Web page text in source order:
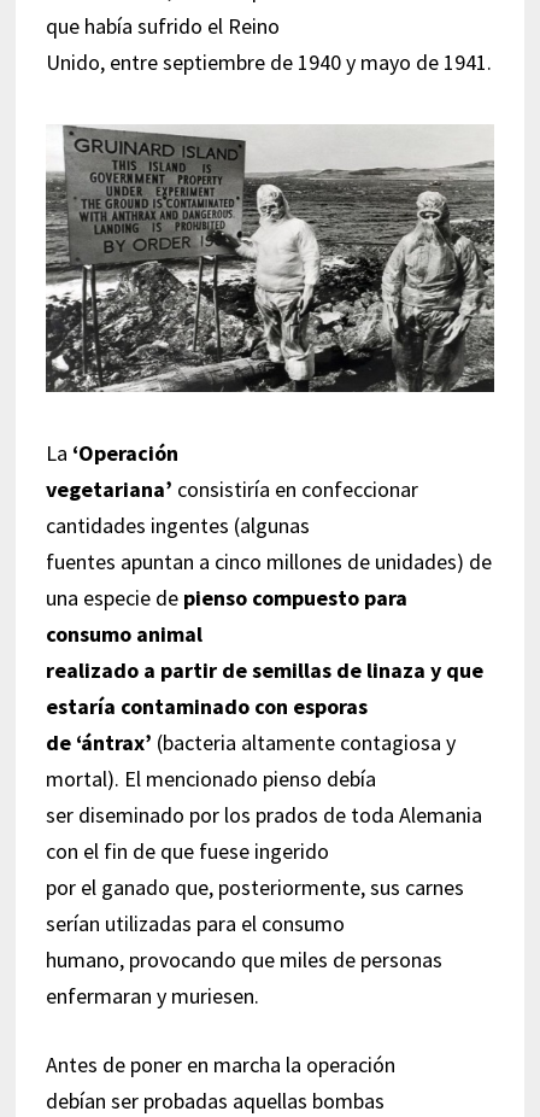
que había sufrido el Reino
Unido, entre septiembre de 1940 y mayo de 1941.
La ‘Operación
vegetariana’ consistiría en confeccionar
cantidades ingentes (algunas
fuentes apuntan a cinco millones de unidades) de
una especie de pienso compuesto para
consumo animal
realizado a partir de semillas de linaza y que
estaría contaminado con esporas
de ‘ántrax’ (bacteria altamente contagiosa y
mortal). El mencionado pienso debía
ser diseminado por los prados de toda Alemania
con el fin de que fuese ingerido
por el ganado que, posteriormente, sus carnes
serían utilizadas para el consumo
humano, provocando que miles de personas
enfermaran y muriesen.
Antes de poner en marcha la operación
debían ser probadas aquellas bombas